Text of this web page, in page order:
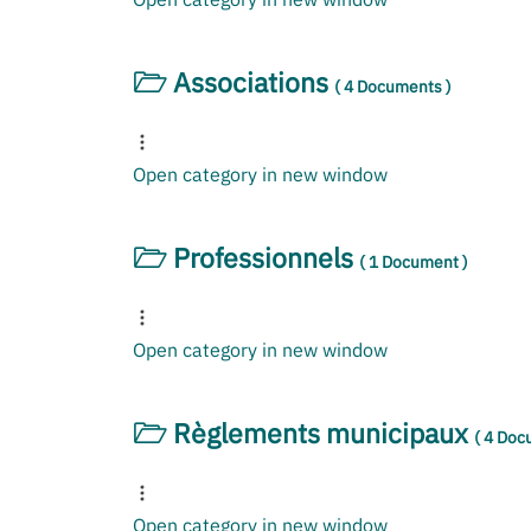
Associations ( 4 Documents )
Open category in new window
Professionnels ( 1 Document )
Open category in new window
Règlements municipaux ( 4
Open category in new window